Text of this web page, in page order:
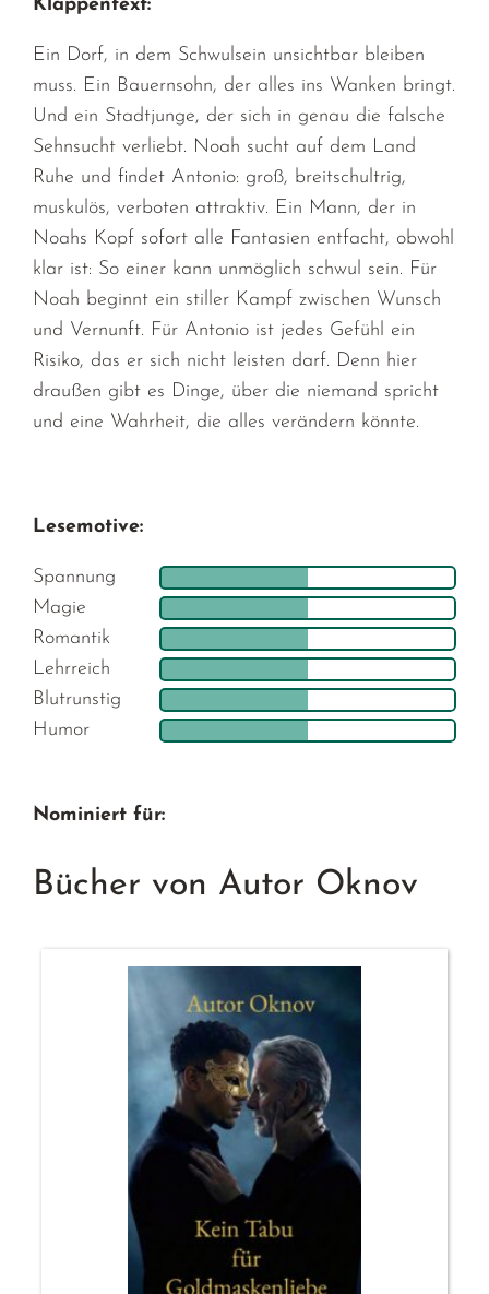
Klappentext:
Ein Dorf, in dem Schwulsein unsichtbar bleiben
muss. Ein Bauernsohn, der alles ins Wanken bringt.
Und ein Stadtjunge, der sich in genau die falsche
Sehnsucht verliebt. Noah sucht auf dem Land
Ruhe und findet Antonio: groß, breitschultrig,
muskulös, verboten attraktiv. Ein Mann, der in
Noahs Kopf sofort alle Fantasien entfacht, obwohl
klar ist: So einer kann unmöglich schwul sein. Für
Noah beginnt ein stiller Kampf zwischen Wunsch
und Vernunft. Für Antonio ist jedes Gefühl ein
Risiko, das er sich nicht leisten darf. Denn hier
draußen gibt es Dinge, über die niemand spricht
und eine Wahrheit, die alles verändern könnte.
Lesemotive:
Spannung
Magie
Romantik
Lehrreich
Blutrunstig
Humor
Nominiert für:
Bücher von Autor Oknov